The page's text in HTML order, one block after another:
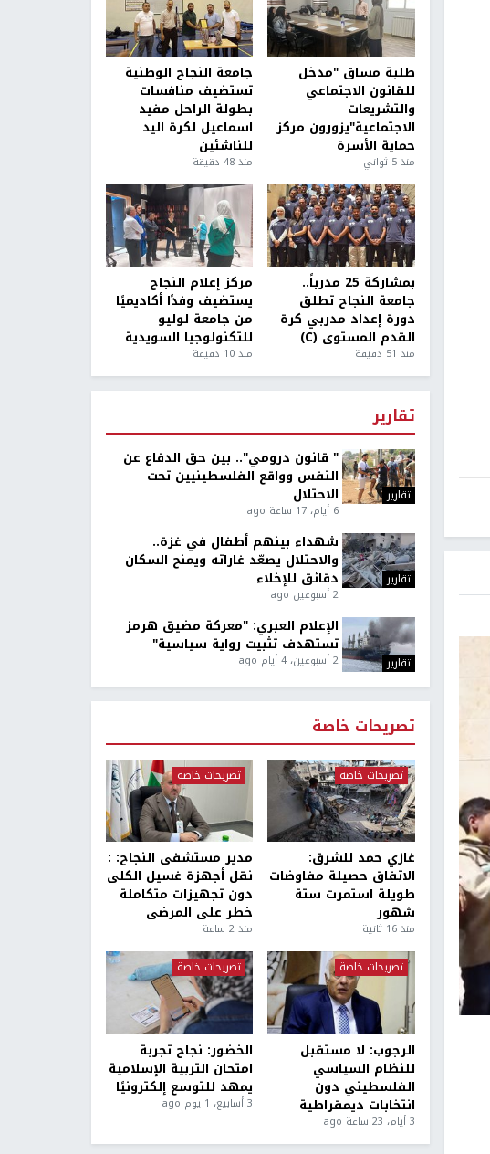
طلبة مساق "مدخل
للقانون الاجتماعي
والتشريعات
الاجتماعية"يزورون مركز
حماية الأسرة
منذ 5 ثواني
جامعة النجاح الوطنية
تستضيف منافسات
بطولة الراحل مفيد
اسماعيل لكرة اليد
للناشئين
منذ 48 دقيقة
بمشاركة 25 مدرباً..
جامعة النجاح تطلق
دورة إعداد مدربي كرة
القدم المستوى (C)
منذ 51 دقيقة
مركز إعلام النجاح
يستضيف وفدًا أكاديميًا
من جامعة لوليو
للتكنولوجيا السويدية
منذ 10 دقيقة
تقارير
تقارير
" قانون درومي".. بين حق الدفاع عن
النفس وواقع الفلسطينيين تحت
الاحتلال
6 أيام، 17 ساعة ago
تقارير
شهداء بينهم أطفال في غزة..
والاحتلال يصعّد غاراته ويمنح السكان
دقائق للإخلاء
2 أسبوعين ago
تقارير
الإعلام العبري: "معركة مضيق هرمز
تستهدف تثبيت رواية سياسية"
2 أسبوعين، 4 أيام ago
تصريحات خاصة
تصريحات خاصة
غازي حمد للشرق:
الاتفاق حصيلة مفاوضات
طويلة استمرت ستة
شهور
منذ 16 ثانية
تصريحات خاصة
مدير مستشفى النجاح: :
نقل أجهزة غسيل الكلى
دون تجهيزات متكاملة
خطر على المرضى
منذ 2 ساعة
تصريحات خاصة
الرجوب: لا مستقبل
للنظام السياسي
الفلسطيني دون
انتخابات ديمقراطية
3 أيام، 23 ساعة ago
تصريحات خاصة
الخضور: نجاح تجربة
امتحان التربية الإسلامية
يمهد للتوسع إلكترونيًا
3 أسابيع، 1 يوم ago